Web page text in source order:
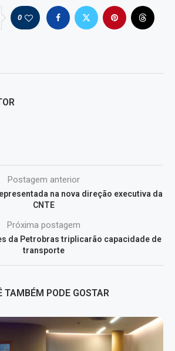
0
Postagem anterior
na nova direção executiva da
CNTE
Próxima postagem
da Petrobras triplicarão capacidade de
transporte
TAMBÉM PODE GOSTAR